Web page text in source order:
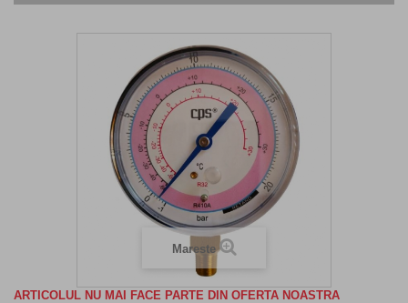
Mareste
ARTICOLUL NU MAI FACE PARTE DIN OFERTA NOASTRA